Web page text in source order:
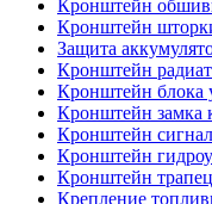
Кронштейн
Кронштейн
Защита
Кронштейн
Кронштейн блока
Кронштейн замка
Кронштейн
Кронштейн
Кронштейн
Крепление